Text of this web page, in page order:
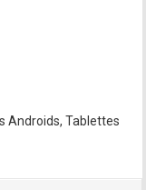
Androids, Tablettes